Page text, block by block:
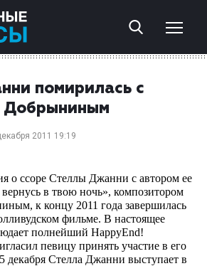
помирилась с
Добрыниным
2011 19:19
о ссоре Стеллы Джанни с автором ее
в твою ночь», композитором
к концу 2011 года завершилась
фильме. В настоящее
полнейший HappyEnd!
певицу принять участие в его
декабря Стелла Джанни выступает в